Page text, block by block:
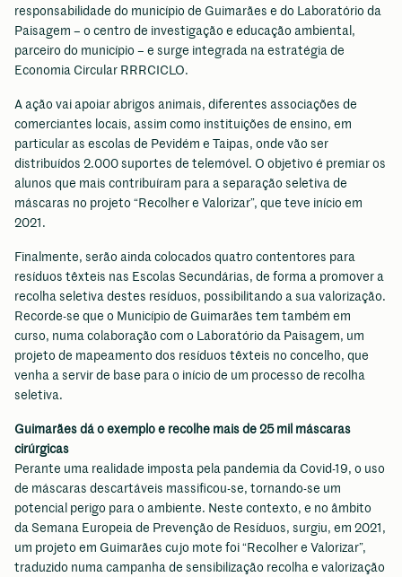
responsabilidade do município de Guimarães e do Laboratório da
Paisagem – o centro de investigação e educação ambiental,
parceiro do município – e surge integrada na estratégia de
Economia Circular RRRCICLO.
A ação vai apoiar abrigos animais, diferentes associações de
comerciantes locais, assim como instituições de ensino, em
particular as escolas de Pevidém e Taipas, onde vão ser
distribuídos 2.000 suportes de telemóvel. O objetivo é premiar os
alunos que mais contribuíram para a separação seletiva de
máscaras no projeto “Recolher e Valorizar”, que teve início em
2021.
Finalmente, serão ainda colocados quatro contentores para
resíduos têxteis nas Escolas Secundárias, de forma a promover a
recolha seletiva destes resíduos, possibilitando a sua valorização.
Recorde-se que o Município de Guimarães tem também em
curso, numa colaboração com o Laboratório da Paisagem, um
projeto de mapeamento dos resíduos têxteis no concelho, que
venha a servir de base para o início de um processo de recolha
seletiva.
Guimarães dá o exemplo e recolhe mais de 25 mil máscaras
cirúrgicas
Perante uma realidade imposta pela pandemia da Covid-19, o uso
de máscaras descartáveis massificou-se, tornando-se um
potencial perigo para o ambiente. Neste contexto, e no âmbito
da Semana Europeia de Prevenção de Resíduos, surgiu, em 2021,
um projeto em Guimarães cujo mote foi “Recolher e Valorizar”,
traduzido numa campanha de sensibilização recolha e valorização